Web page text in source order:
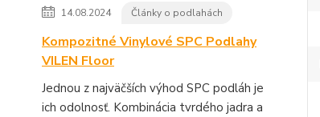
14.08.2024 Články o podlahách
Kompozitné Vinylové SPC Podlahy
VILEN Floor
Jednou z najväčších výhod SPC podláh je
ich odolnosť. Kombinácia tvrdého jadra a